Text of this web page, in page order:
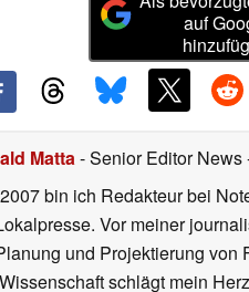
auf
Matta- Senior Editor News
bin ich Redakteur bei
Vor meiner
und Projektierung von
schlägt mein